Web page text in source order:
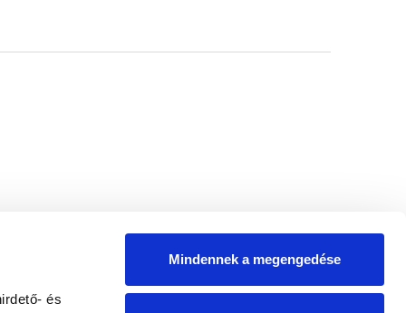
és
Mindennek a megengedése